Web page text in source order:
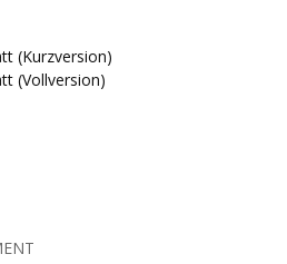
(Kurzversion)
(Vollversion)